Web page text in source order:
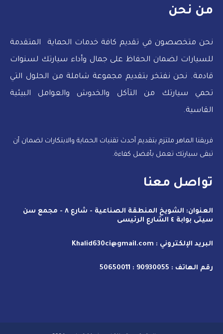
من نحن
نحن متخصصون في تقديم كافة خدمات الحماية المتقدمة
للسيارات لضمان الحفاظ على جمال وأداء سيارتك لسنوات
قادمة. نحن نفتخر بتقديم مجموعة شاملة من الحلول التي
تحمي سيارتك من التآكل والخدوش والعوامل البيئية
القاسية.
فريقنا الماهر ملتزم بتقديم أحدث تقنيات الحماية والابتكارات لضمان أن
تبقى سيارتك تعمل بأفضل كفاءة.
تواصل معنا
العنوان: الشويخ المنطقة الصناعية - شارع ٨ - مجمع سن
سيتى بوابة ٤ الشارع الرئيسى
البريد الإلكتروني : Khalid630ci@gmail.com
رقم الهاتف : 90930055 : 50650011